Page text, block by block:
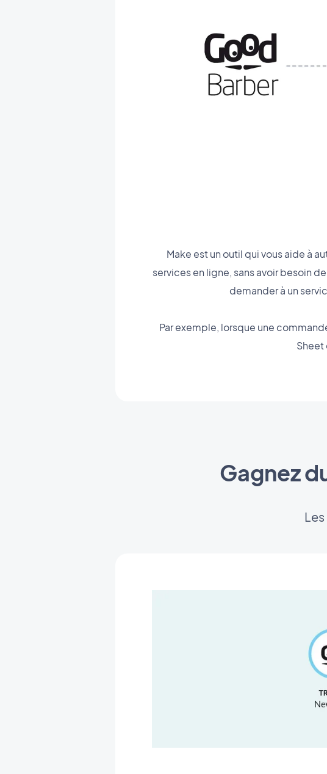
Make est un outil qui vous aide à
services en ligne, sans avoir besoin
demander à un
Par exemple, lorsque une
Sheet
Gagnez